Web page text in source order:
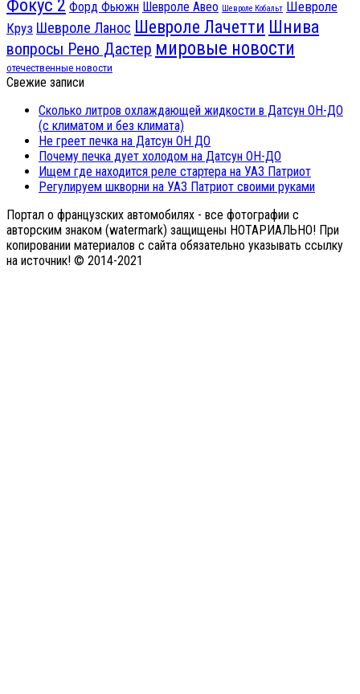
Фокус 2 Форд Фьюжн Шевроле Авео Шевроле Кобальт Шевроле
Круз Шевроле Ланос Шевроле Лачетти Шнива
вопросы Рено Дастер мировые новости
отечественные новости
Свежие записи
Сколько литров охлаждающей жидкости в Датсун ОН-ДО
(с климатом и без климата)
Не греет печка на Датсун ОН ДО
Почему печка дует холодом на Датсун ОН-ДО
Ищем где находится реле стартера на УАЗ Патриот
Регулируем шкворни на УАЗ Патриот своими руками
Портал о французских автомобилях - все фотографии с
авторским знаком (watermark) защищены НОТАРИАЛЬНО! При
копировании материалов с сайта обязательно указывать ссылку
на источник! © 2014-2021